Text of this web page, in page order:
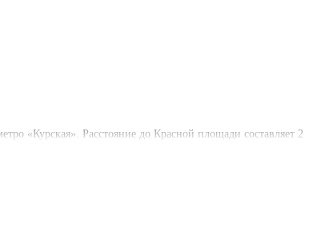
«Курская». Расстояние до Красной площади составляет 2